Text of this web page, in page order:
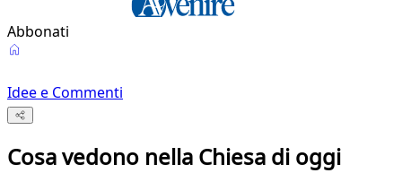
Abbonati
Idee e Commenti
Cosa vedono nella Chiesa di oggi